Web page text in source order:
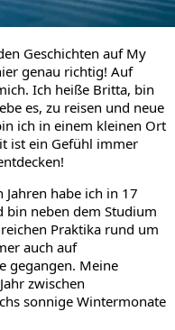
Geschichten auf My
genau richtig! Auf
Ich heiße Britta, bin
es, zu reisen und neue
ich in einem kleinen Ort
ist ein Gefühl immer
Jahren habe ich in 17
bin neben dem Studium
Praktika rund um
auch auf
gegangen. Meine
zwischen
sonnige Wintermonate